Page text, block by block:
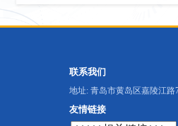
联系我们
地址: 青岛市黄岛区嘉陵江路
友情链接